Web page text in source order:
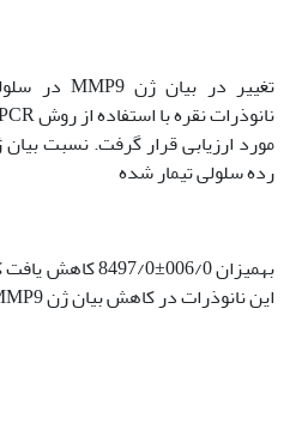
رده سلولی تیمار شده
به‏میزان 006/
این نانوذرات در کاهش بیان ژن MMP9 می‏باشد (شکل 4).